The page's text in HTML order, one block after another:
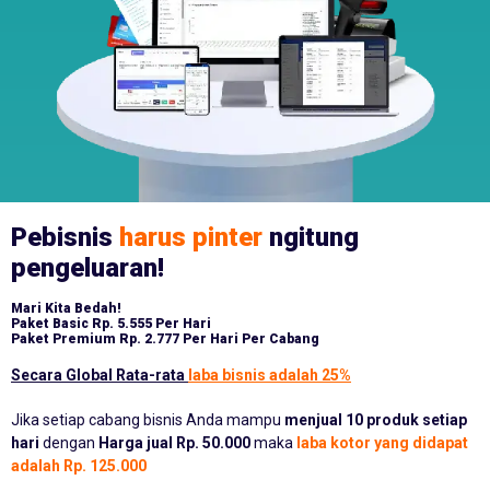
Pebisnis harus pinter ngitung
pengeluaran!
Mari Kita Bedah!
Paket Basic Rp. 5.555 Per Hari
Paket Premium Rp. 2.777 Per Hari Per Cabang
Secara Global Rata-rata laba bisnis adalah 25%
Jika setiap cabang bisnis Anda mampu menjual 10 produk setiap
hari dengan Harga jual Rp. 50.000maka laba kotor yang didapat
adalah Rp. 125.000